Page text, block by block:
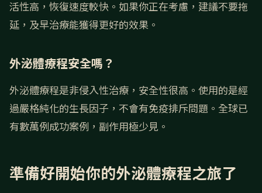
活性高，恢復速度較快。如果你正在考慮，建議不要拖
延，及早治療能獲得更好的效果。
外泌體療程安全嗎？
外泌體療程是非侵入性治療，安全性很高。使用的是經
過嚴格純化的生長因子，不會有免疫排斥問題。全球已
有數萬例成功案例，副作用極少見。
準備好開始你的外泌體療程之旅了